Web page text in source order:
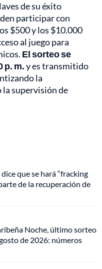
de su éxito
participar con
$500 y los $10.000
al juego para
El sorteo se
p. m.y es transmitido
la
supervisión de
que se hará “fracking
de la recuperación de
Noche, último sorteo
de 2026: números